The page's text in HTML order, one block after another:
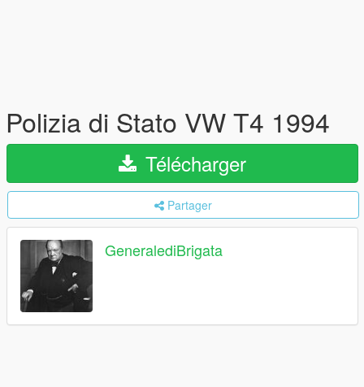
Polizia di Stato VW T4 1994
Télécharger
Partager
GeneralediBrigata